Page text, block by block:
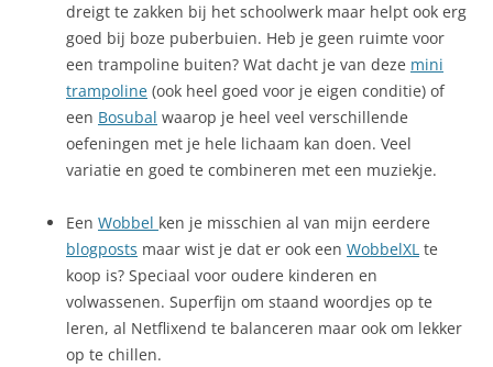
dreigt te zakken bij het schoolwerk maar helpt ook erg
goed bij boze puberbuien. Heb je geen ruimte voor
een trampoline buiten? Wat dacht je van deze mini
trampoline (ook heel goed voor je eigen conditie) of
een Bosubal waarop je heel veel verschillende
oefeningen met je hele lichaam kan doen. Veel
variatie en goed te combineren met een muziekje.
Een Wobbel ken je misschien al van mijn eerdere
blogposts maar wist je dat er ook een WobbelXL te
koop is? Speciaal voor oudere kinderen en
volwassenen. Superfijn om staand woordjes op te
leren, al Netflixend te balanceren maar ook om lekker
op te chillen.